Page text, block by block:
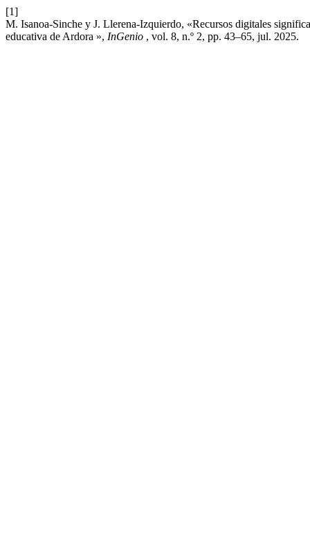
[1]
M. Isanoa-Sinche y J. Llerena-Izquierdo, «Recursos digitales
educativa de Ardora », InGenio , vol. 8, n.º 2, pp. 43–65, jul. 2025.